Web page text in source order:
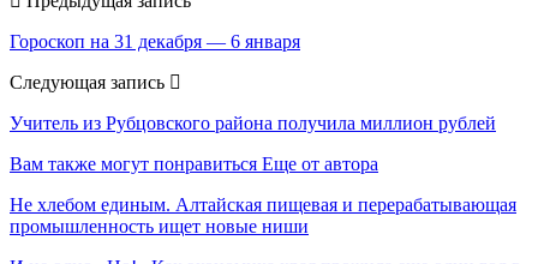
Гороскоп на 31 декабря — 6 января
Следующая запись
Учитель из Рубцовского района получила миллион рублей
Вам также могут понравиться Еще от автора
Не хлебом единым. Алтайская пищевая и перерабатывающая
промышленность ищет новые ниши